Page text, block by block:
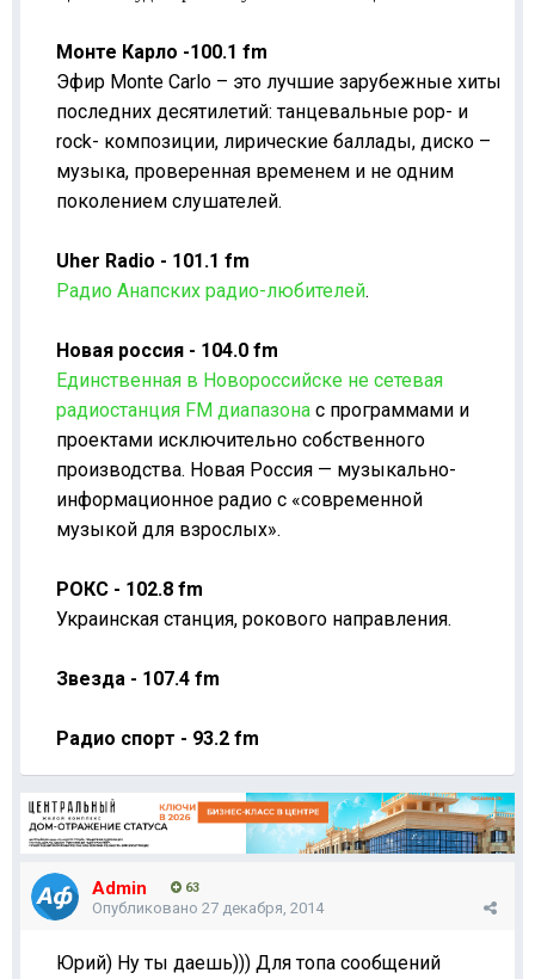
Монте Карло -100.1 fm
Эфир Monte Carlo – это лучшие зарубежные хиты
последних десятилетий: танцевальные pop- и
rock- композиции, лирические баллады, диско –
музыка, проверенная временем и не одним
поколением слушателей.
Uher Radio - 101.1 fm
Радио Анапских радио-любителей.
Новая россия - 104.0 fm
Единственная в Новороссийске не сетевая
радиостанция FM диапазона с программами и
проектами исключительно собственного
производства. Новая Россия — музыкально-
информационное радио с «современной
музыкой для взрослых».
РОКС - 102.8 fm
Украинская станция, рокового направления.
Звезда - 107.4 fm
Радио спорт - 93.2 fm
Admin 63
Опубликовано 27 декабря, 2014
Юрий) Ну ты даешь))) Для топа сообщений